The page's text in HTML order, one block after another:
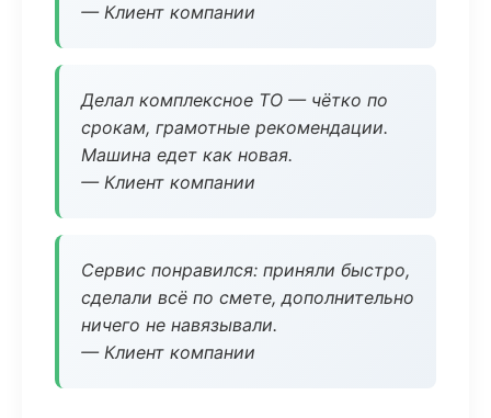
— Клиент компании
Делал комплексное ТО — чётко по
срокам, грамотные рекомендации.
Машина едет как новая.
— Клиент компании
Сервис понравился: приняли быстро,
сделали всё по смете, дополнительно
ничего не навязывали.
— Клиент компании